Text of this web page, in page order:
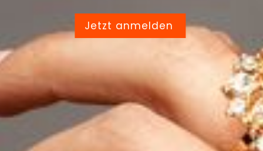
Jetzt anmelden